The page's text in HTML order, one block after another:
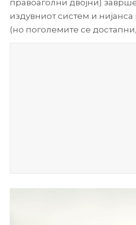
правоаголни двојни)
издувниот систем и
(но поголемите се